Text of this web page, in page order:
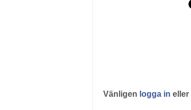
Vänligen logga in eller